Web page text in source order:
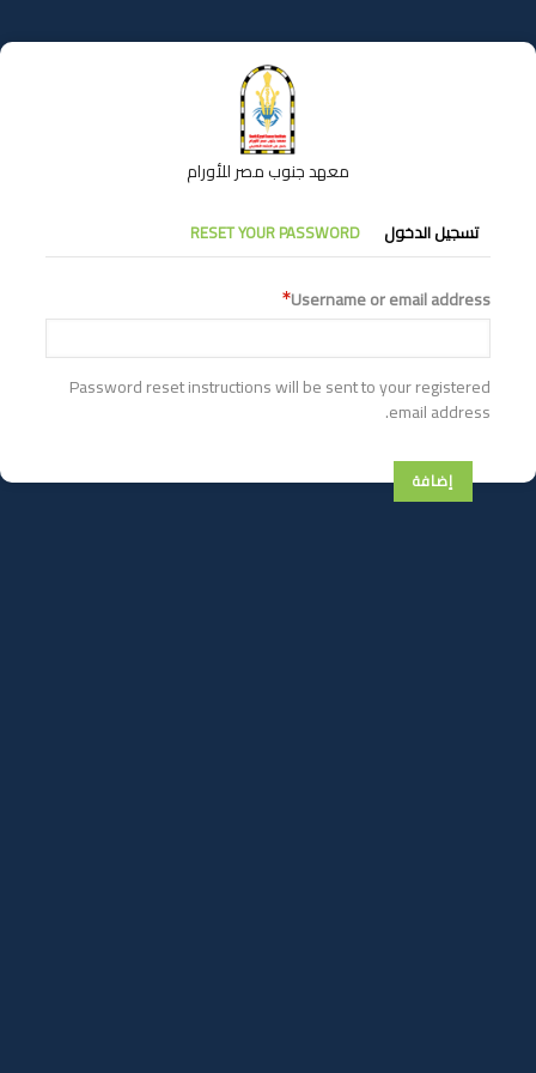
إلى
المحتوى
معهد جنوب مصر للأورام
التبويبات
الأساسية
تسجيل الدخول RESET YOUR PASSWORD
Username or email address
Password reset instructions will be sent to your registered
email address.